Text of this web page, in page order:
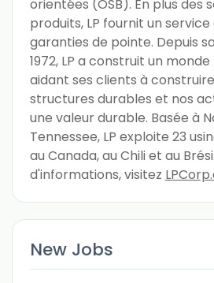
orientées (OSB). En plus des
produits, LP fournit un
garanties de pointe. Depuis
1972, LP a construit un
aidant ses clients à
structures durables et nos
une valeur durable. Basée à
Tennessee, LP exploite 23
au Canada, au Chili et au
d'informations, visitez
New Jobs